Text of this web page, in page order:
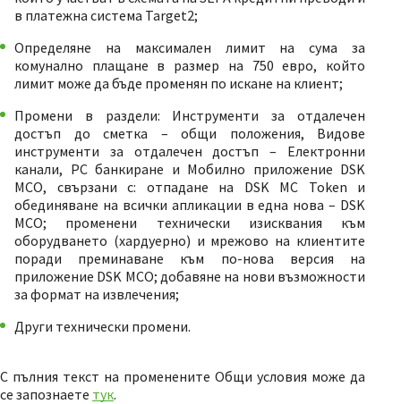
в платежна система Target2;
Определяне на максимален лимит на сума за
комунално плащане в размер на 750 евро, който
лимит може да бъде променян по искане на клиент;
Промени в раздели: Инструменти за отдалечен
достъп до сметка – общи положения, Видове
инструменти за отдалечен достъп – Електронни
канали, РС банкиране и Мобилно приложение DSK
MCO, свързани с: отпадане на DSK MC Token и
обединяване на всички апликации в една нова – DSK
MCO; променени технически изисквания към
оборудването (хардуерно) и мрежово на клиентите
поради преминаване към по-нова версия на
приложение DSK MCO; добавяне на нови възможности
за формат на извлечения;
Други технически промени.
С пълния текст на променените Общи условия може да
се запознаете тук.